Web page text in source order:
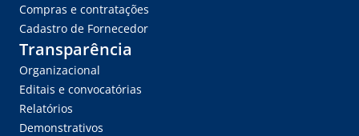
Compras e contratações
Cadastro de Fornecedor
Transparência
Organizacional
Editais e convocatórias
Relatórios
Demonstrativos